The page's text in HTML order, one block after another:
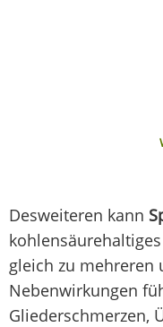
Desweiteren kann
gleich zu mehreren
Nebenwirkungen
Gliederschmerzen,